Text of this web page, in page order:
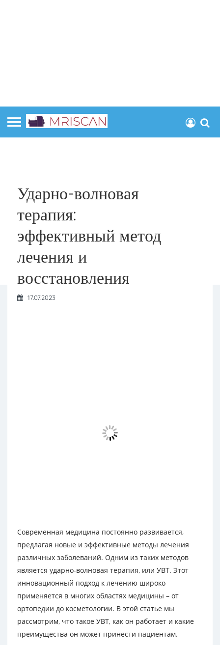
Ударно-волновая
терапия:
эффективный метод
лечения и
восстановления
17.07.2023
Современная медицина постоянно развивается,
предлагая новые и эффективные методы лечения
различных заболеваний. Одним из таких методов
является ударно-волновая терапия, или УВТ. Этот
инновационный подход к лечению широко
применяется в многих областях медицины – от
ортопедии до косметологии. В этой статье мы
рассмотрим, что такое УВТ, как он работает и какие
преимущества он может принести пациентам.